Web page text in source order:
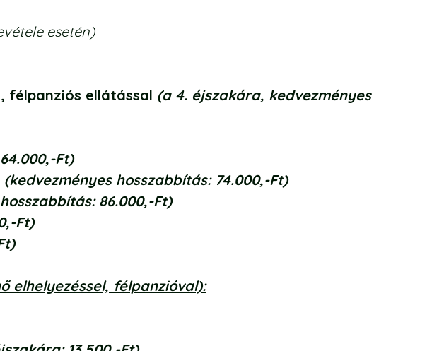
esetén)
félpanziós ellátással (a 4. éjszakára, kedvezményes
Ft)
(kedvezményes hosszabbítás: 74.000,-Ft)
86.000,-Ft)
Ft)
elhelyezéssel, félpanzióval):